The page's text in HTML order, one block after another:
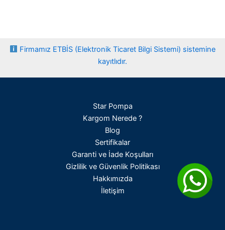
Firmamız ETBİS (Elektronik Ticaret Bilgi Sistemi) sistemine
kayıtlıdır.
Star Pompa
Kargom Nerede ?
Blog
Sertifikalar
Garanti ve İade Koşulları
Gizlilik ve Güvenlik Politikası
Hakkımızda
İletişim